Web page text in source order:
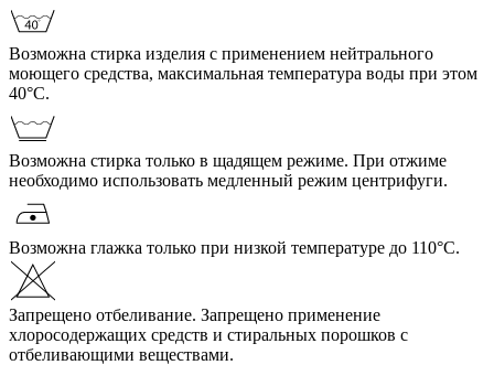
Возможна стирка изделия с применением нейтрального
моющего средства, максимальная температура воды при этом
40°С.
Возможна стирка только в щадящем режиме. При отжиме
необходимо использовать медленный режим центрифуги.
Возможна глажка только при низкой температуре до 110°С.
Запрещено отбеливание. Запрещено применение
хлоросодержащих средств и стиральных порошков с
отбеливающими веществами.